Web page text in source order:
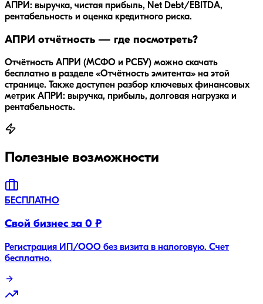
АПРИ: выручка, чистая прибыль, Net Debt/EBITDA,
рентабельность и оценка кредитного риска.
АПРИ отчётность — где посмотреть?
Отчётность АПРИ (МСФО и РСБУ) можно скачать
бесплатно в разделе «Отчётность эмитента» на этой
странице. Также доступен разбор ключевых финансовых
метрик АПРИ: выручка, прибыль, долговая нагрузка и
рентабельность.
Полезные возможности
БЕСПЛАТНО
Свой бизнес за 0 ₽
Регистрация ИП/ООО без визита в налоговую. Счет
бесплатно.